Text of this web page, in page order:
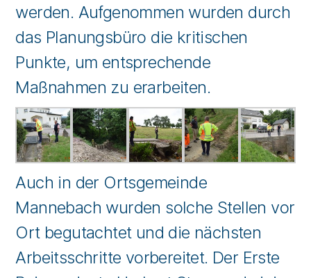
werden. Aufgenommen wurden durch
das Planungsbüro die kritischen
Punkte, um entsprechende
Maßnahmen zu erarbeiten.
Auch in der Ortsgemeinde
Mannebach wurden solche Stellen vor
Ort begutachtet und die nächsten
Arbeitsschritte vorbereitet. Der Erste